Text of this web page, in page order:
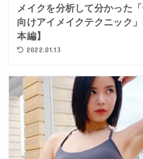
メイクを分析して分かった
向けアイメイクテクニック
本編】
2022.01.13